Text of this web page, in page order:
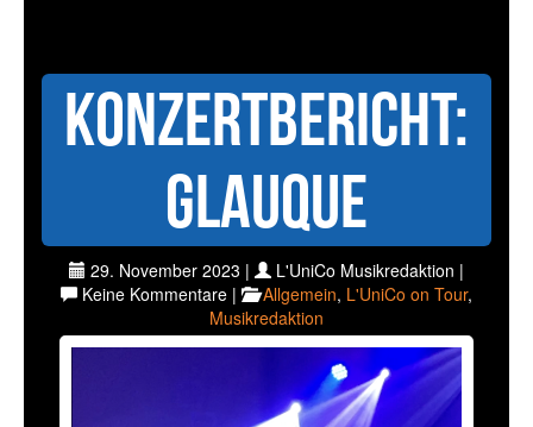
Konzertbericht:
Glauque
29. November 2023 |
L'UniCo Musikredaktion |
Keine Kommentare |
Allgemein, L'UniCo on Tour,
Musikredaktion